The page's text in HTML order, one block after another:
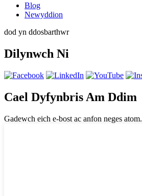
Blog
Newyddion
dod yn ddosbarthwr
Dilynwch Ni
Cael Dyfynbris Am Ddim
Gadewch eich e-bost ac anfon neges atom.